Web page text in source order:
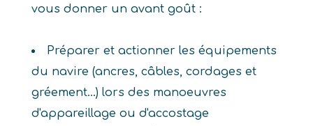
vous donner un avant goût :
Préparer et actionner les équipements
du navire (ancres, câbles, cordages et
gréement...) lors des manoeuvres
d'appareillage ou d'accostage